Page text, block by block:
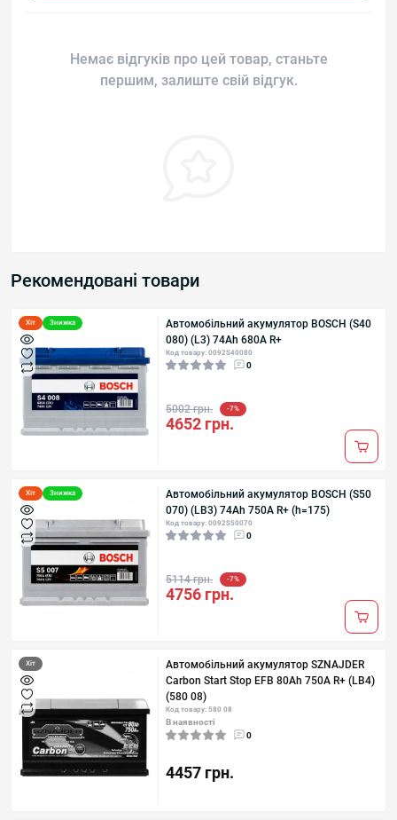
Немає відгуків про цей товар, станьте
першим, залиште свій відгук.
Рекомендовані товари
Хіт Знижка
Автомобільний акумулятор BOSCH (S40
080) (L3) 74Ah 680A R+
Код товару: 0092S40080
0
5002 грн. -7%
4652 грн.
Хіт Знижка
Автомобільний акумулятор BOSCH (S50
070) (LB3) 74Ah 750A R+ (h=175)
Код товару: 0092S50070
0
5114 грн. -7%
4756 грн.
Хіт
Автомобільний акумулятор SZNAJDER
Carbon Start Stop EFB 80Аh 750А R+ (LB4)
(580 08)
Код товару: 580 08
В наявності
0
4457 грн.